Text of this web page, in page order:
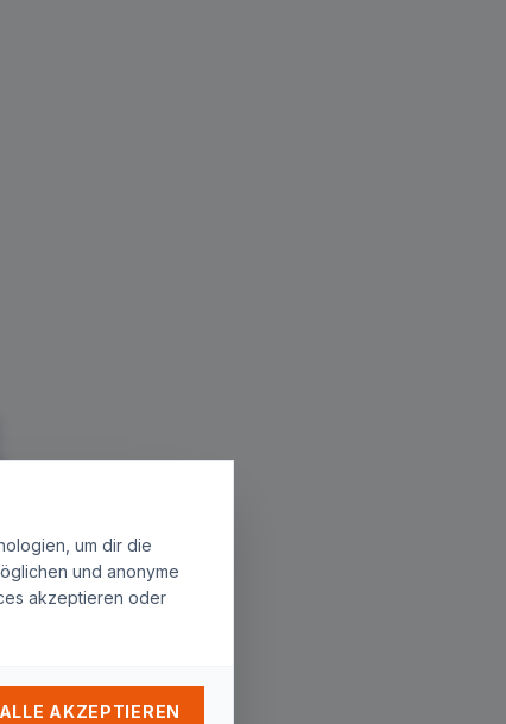
kontrolle-
um dir die
und anonyme
akzeptieren oder
ALLE AKZEPTIEREN